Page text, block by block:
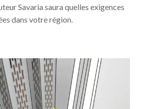
Savaria saura quelles exigences
dans votre région.